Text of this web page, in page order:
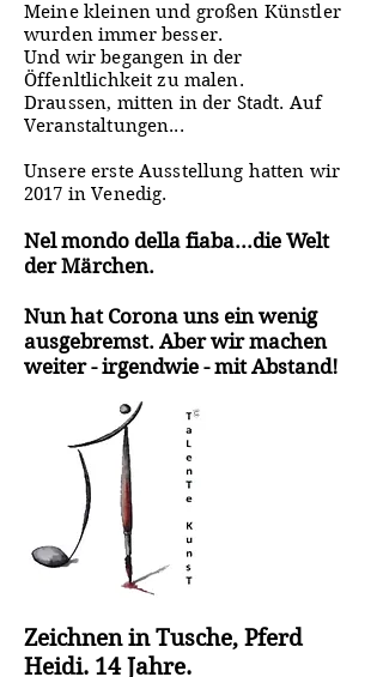
Meine kleinen und großen Künstler
wurden immer besser.
Und wir begangen in der
Öffenltlichkeit zu malen.
Draussen, mitten in der Stadt. Auf
Veranstaltungen...
Unsere erste Ausstellung hatten wir
2017 in Venedig.
Nel mondo della fiaba...die Welt
der Märchen.
Nun hat Corona uns ein wenig
ausgebremst. Aber wir machen
weiter - irgendwie - mit Abstand!
Zeichnen in Tusche, Pferd
Heidi. 14 Jahre.